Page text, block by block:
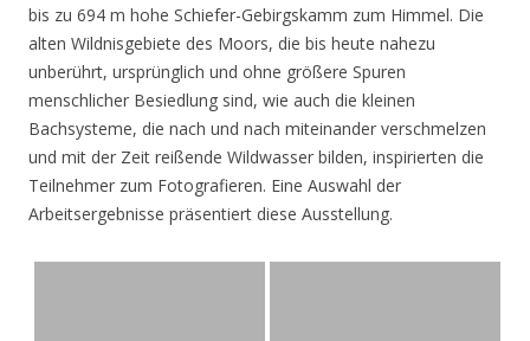
bis zu 694 m hohe Schiefer-Gebirgskamm zum Himmel. Die
alten Wildnisgebiete des Moors, die bis heute nahezu
unberührt, ursprünglich und ohne größere Spuren
menschlicher Besiedlung sind, wie auch die kleinen
Bachsysteme, die nach und nach miteinander verschmelzen
und mit der Zeit reißende Wildwasser bilden, inspirierten die
Teilnehmer zum Fotografieren. Eine Auswahl der
Arbeitsergebnisse präsentiert diese Ausstellung.